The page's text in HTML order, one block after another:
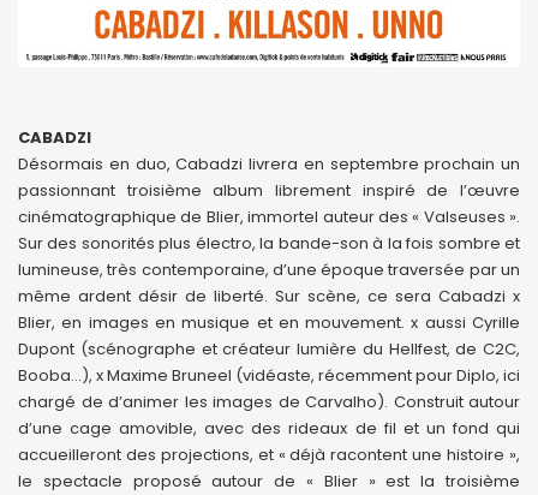
CABADZI
Désormais en duo, Cabadzi livrera en septembre prochain un
passionnant troisième album librement inspiré de l’œuvre
cinématographique de Blier, immortel auteur des « Valseuses ».
Sur des sonorités plus électro, la bande-son à la fois sombre et
lumineuse, très contemporaine, d’une époque traversée par un
même ardent désir de liberté. Sur scène, ce sera Cabadzi x
Blier, en images en musique et en mouvement. x aussi Cyrille
Dupont (scénographe et créateur lumière du Hellfest, de C2C,
Booba…), x Maxime Bruneel (vidéaste, récemment pour Diplo, ici
chargé de d’animer les images de Carvalho). Construit autour
d’une cage amovible, avec des rideaux de fil et un fond qui
accueilleront des projections, et « déjà racontent une histoire »,
le spectacle proposé autour de « Blier » est la troisième